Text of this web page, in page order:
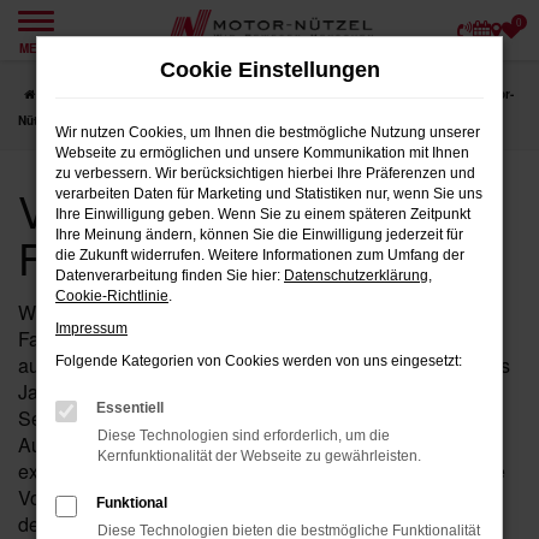
Zum
springen
MENÜ
0
VW Jahreswagen für Fulda bei Motor-
Nützel
VW Jahreswagen für
Fulda bei Motor-Nützel
Wenn Sie in der Nähe von Fulda nach einem fast neuen
Fahrzeug suchen, das Ihnen sowohl hohe Qualität als
auch einen attraktiven Preis bietet, ist der ID.7 von VW als
Jahreswagen bei Motor-Nützel die perfekte Wahl für Sie.
Seit über 90 Jahren sind wir Ihr zuverlässiges VW
Autohaus in der Nähe von Fulda und bieten Ihnen eine
exklusive Auswahl an ID.7 Jahreswagen, die nahezu alle
Vorteile eines Neuwagens bieten – jedoch zu einem
deutlich günstigeren Preis.
Cookie Einstellungen
Wir nutzen Cookies, um Ihnen die bestmögliche Nutzung unserer
Webseite zu ermöglichen und unsere Kommunikation mit Ihnen
zu verbessern. Wir berücksichtigen hierbei Ihre Präferenzen und
verarbeiten Daten für Marketing und Statistiken nur, wenn Sie uns
Ihre Einwilligung geben. Wenn Sie zu einem späteren Zeitpunkt
Ihre Meinung ändern, können Sie die Einwilligung jederzeit für
die Zukunft widerrufen. Weitere Informationen zum Umfang der
Datenverarbeitung finden Sie hier: Datenschutzerklärung,
Cookie-Richtlinie.
Impressum
Folgende Kategorien von Cookies werden von uns eingesetzt:
Essentiell
Diese Technologien sind erforderlich, um die
Kernfunktionalität der Webseite zu gewährleisten.
Funktional
Diese Technologien bieten die bestmögliche Funktionalität